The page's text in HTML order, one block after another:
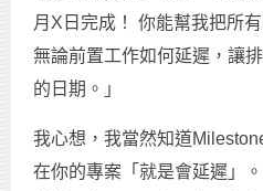
月X日完成！ 你能幫我把所
無論前置工作如何延遲，讓
的日期。」
我心想，我當然知道
在你的專案「就是會延遲」